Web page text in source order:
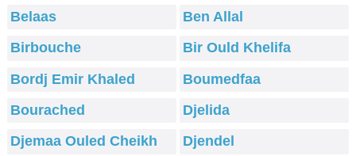
Belaas
Ben Allal
Birbouche
Bir Ould Khelifa
Bordj Emir Khaled
Boumedfaa
Bourached
Djelida
Djemaa Ouled Cheikh
Djendel